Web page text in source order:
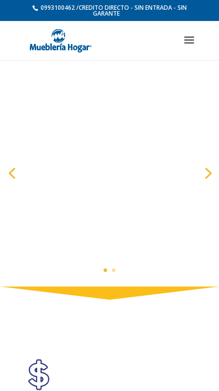
0993100462 /CREDITO DIRECTO - SIN ENTRADA - SIN
GARANTE